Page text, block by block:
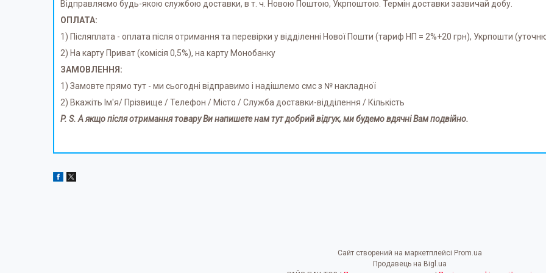
Відправляємо будь-якою службою доставки, в т. ч. Новою Поштою, Укрпоштою. Термін доставки зазвичай добу.
ОПЛАТА:
1) Післяплата - оплата після отримання та перевірки у відділенні Нової Пошти (тариф НП = 2%+20 грн), Укрпошти
2) На карту Приват (комісія 0,5%), на карту Монобанку
ЗАМОВЛЕННЯ:
1) Замовте прямо тут - ми сьогодні відправимо і надішлемо смс з № накладної
2) Вкажіть Ім'я/ Прізвище / Телефон / Місто / Служба доставки-відділення / Кількість
P. S. А якщо після отримання товару Ви напишете нам тут добрий відгук, ми будемо вдячні Вам подвійно.
Сайт створений на маркетплейсі Prom.ua
Продавець на Bigl.ua